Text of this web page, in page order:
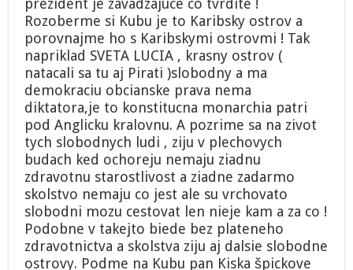
prezident je zavadzajuce co tvrdite !
Rozoberme si Kubu je to Karibsky ostrov a
porovnajme ho s Karibskymi ostrovmi ! Tak
napriklad SVETA LUCIA , krasny ostrov (
natacali sa tu aj Pirati )slobodny a ma
demokraciu obcianske prava nema
diktatora,je to konstitucna monarchia patri
pod Anglicku kralovnu. A pozrime sa na zivot
tych slobodnych ludi , ziju v plechovych
budach ked ochoreju nemaju ziadnu
zdravotnu starostlivost a ziadne zadarmo
skolstvo nemaju co jest ale su vrchovato
slobodni mozu cestovat len nieje kam a za co !
Podobne v takejto biede bez plateneho
zdravotnictva a skolstva ziju aj dalsie slobodne
ostrovy. Podme na Kubu pan Kiska špickove